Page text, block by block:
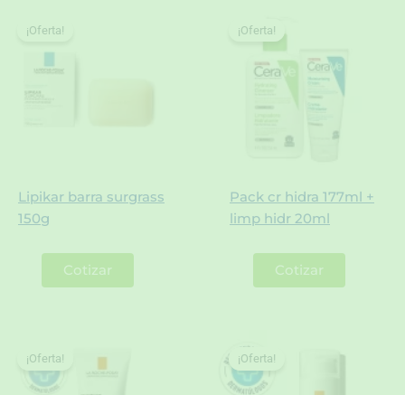
¡Oferta!
Lipikar barra surgrass
150g
¡Oferta!
Cotizar
¡Oferta!
Pack cr hidra 177ml +
limp hidr 20ml
¡Oferta!
Cotizar
¡Oferta!
¡Oferta! ¡Oferta!
¡Oferta!